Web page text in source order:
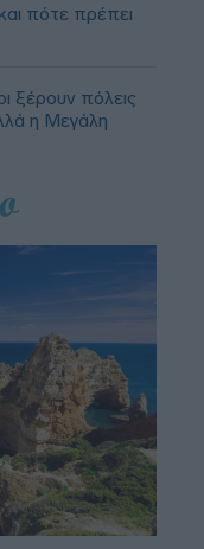
πότε πρέπει
ξέρουν πόλεις
η Μεγάλη